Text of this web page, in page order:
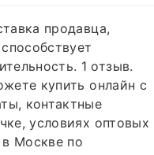
продавца,
1 отзыв.
купить онлайн с
контактные
условиях оптовых
в Москве по